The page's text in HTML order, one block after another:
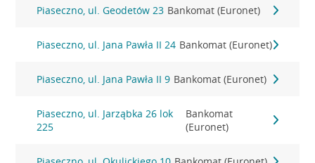
Piaseczno, ul. Geodetów 23 Bankomat (Euronet)
Piaseczno, ul. Jana Pawła II 24 Bankomat (Euronet)
Piaseczno, ul. Jana Pawła II 9 Bankomat (Euronet)
Piaseczno, ul. Jarząbka 26 lok
225
Bankomat
(Euronet)